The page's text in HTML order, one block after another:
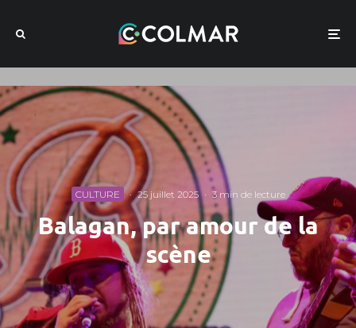
CULTURE · 25 juillet 2025 · 3 min de lecture
Balagan, par amour de la
scène